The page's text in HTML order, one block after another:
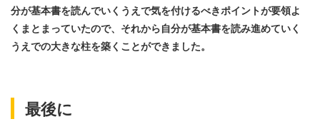
分が基本書を読んでいくうえで気を付けるべきポイントが要領よ
くまとまっていたので、それから自分が基本書を読み進めていく
うえでの大きな柱を築くことができました。
最後に